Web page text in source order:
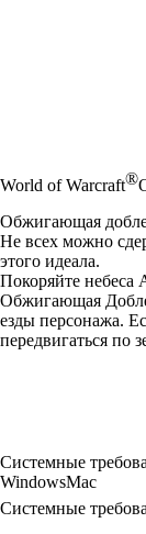
World of Warcraft®
Обжигающая
Не всех можно
этого идеала.
Покоряйте небеса
Обжигающая
езды персонажа.
передвигаться по
Системные
WindowsMac
Системные